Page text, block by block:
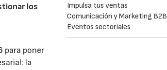
los
para poner
la
Impulsa tus ventas
Comunicación y Marketing B2B
Eventos sectoriales